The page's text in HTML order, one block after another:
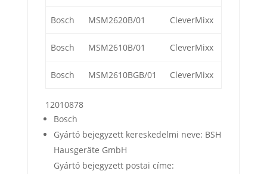
Bosch MSM2620B/01 CleverMixx
Bosch MSM2610B/01 CleverMixx
Bosch MSM2610BGB/01 CleverMixx
12010878
Bosch
Gyártó bejegyzett kereskedelmi neve: BSH
Hausgeräte GmbH
Gyártó bejegyzett postai címe: